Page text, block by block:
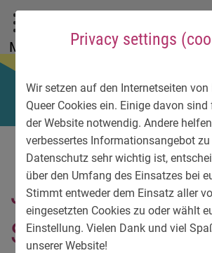
Privacy settings
Wir setzen auf den Internetseiten
Queer Cookies ein. Einige davon
der Website notwendig. Andere
verbessertes Informationsangebot
Datenschutz sehr wichtig ist,
über den Umfang des Einsatzes bei
Stimmt entweder dem Einsatz aller
eingesetzten Cookies zu oder wählt
Einstellung. Vielen Dank und viel
unserer Website!
To main menu
To language menu
To search
To content
To service information
Menu
Jongleur Markian
Strotsiak